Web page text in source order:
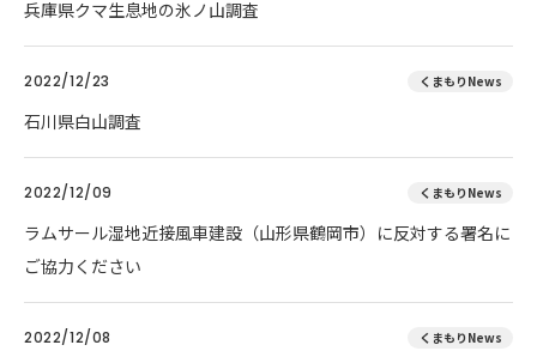
兵庫県クマ生息地の氷ノ山調査
2022/12/23 くまもりNews
石川県白山調査
2022/12/09 くまもりNews
ラムサール湿地近接風車建設（山形県鶴岡市）に反対する署名に
ご協力ください
2022/12/08 くまもりNews